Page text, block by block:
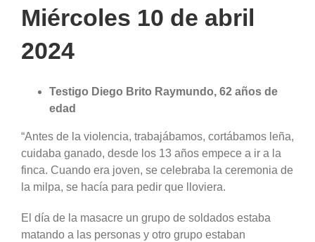
Miércoles 10 de abril
2024
Testigo Diego Brito Raymundo, 62 años de
edad
“Antes de la violencia, trabajábamos, cortábamos leña,
cuidaba ganado, desde los 13 años empece a ir a la
finca. Cuando era joven, se celebraba la ceremonia de
la milpa, se hacía para pedir que lloviera.
El día de la masacre un grupo de soldados estaba
matando a las personas y otro grupo estaban